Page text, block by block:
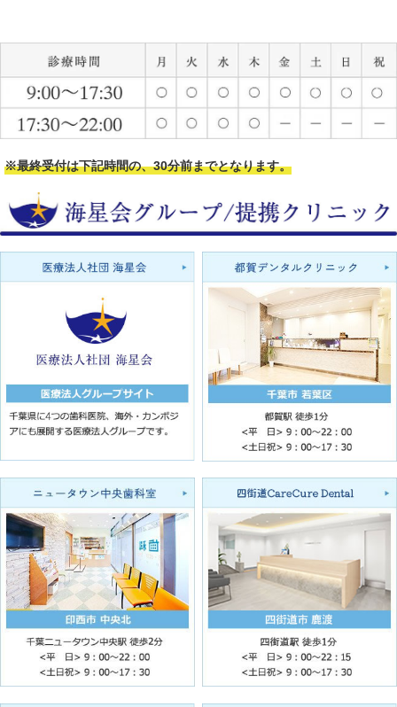
※最終受付は下記時間の、30分前までとなります。